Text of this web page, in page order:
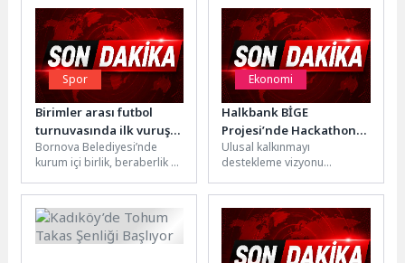
Spor
Birimler arası futbol
turnuvasında ilk vuruşu
Başkan Eşki yaptı
Bornova Belediyesi’nde
kurum içi birlik, beraberlik ve
amacıyla düzenlenen
Birimler Arası Halı Saha...
Ekonomi
Halkbank BİGE
Projesi’nde Hackathon
Etabı Tamam
Ulusal kalkınmayı
destekleme vizyonu
öğrencilerin bilim, teknoloji,
mühendislik ve matematik
(STEM) alanlarında
kendilerini...